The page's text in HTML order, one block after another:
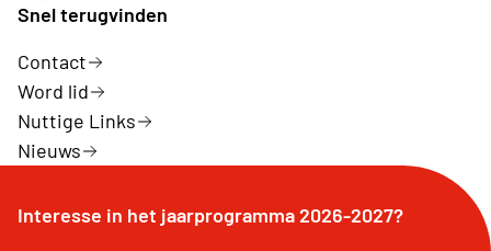
Snel terugvinden
Contact
Word lid
Nuttige Links
Nieuws
Interesse in het jaarprogramma 2026-2027?